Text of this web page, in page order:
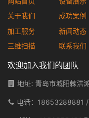
关于我们
加工服务
三维扫描
成功案例
新闻动态
联系我们
欢迎加入我们的团队
地址: 青岛市城阳棘洪
电话： 18653288881 /